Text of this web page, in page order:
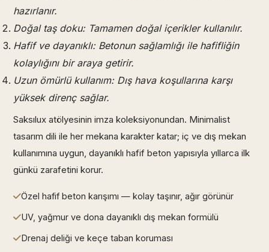
hazırlanır.
Doğal taş doku: Tamamen doğal içerikler kullanılır.
Hafif ve dayanıklı: Betonun sağlamlığı ile hafifliğin
kolaylığını bir araya getirir.
Uzun ömürlü kullanım: Dış hava koşullarına karşı
yüksek direnç sağlar.
Saksılux atölyesinin imza koleksiyonundan. Minimalist
tasarım dili ile her mekana karakter katar; iç ve dış mekan
kullanımına uygun, dayanıklı hafif beton yapısıyla yıllarca ilk
günkü zarafetini korur.
Özel hafif beton karışımı — kolay taşınır, ağır görünür
UV, yağmur ve dona dayanıklı dış mekan formülü
Drenaj deliği ve keçe taban koruması